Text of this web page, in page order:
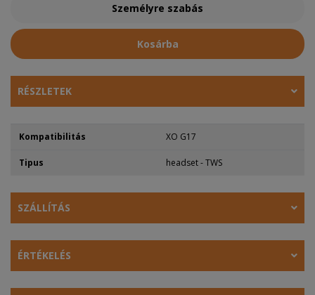
Személyre szabás
Kosárba
RÉSZLETEK
Kompatibilitás XO G17
Tipus headset - TWS
SZÁLLÍTÁS
ÉRTÉKELÉS